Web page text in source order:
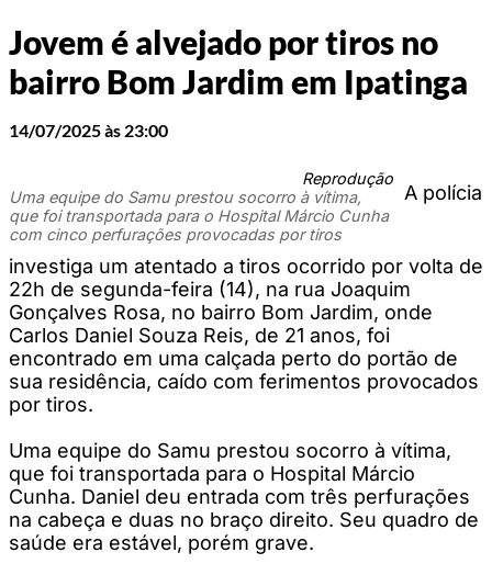
Jovem é alvejado por tiros no
bairro Bom Jardim em Ipatinga
14/07/2025 às 23:00
Reprodução
Uma equipe do Samu prestou socorro à vítima,
que foi transportada para o Hospital Márcio Cunha
com cinco perfurações provocadas por tiros
A polícia
investiga um atentado a tiros ocorrido por volta de
22h de segunda-feira (14), na rua Joaquim
Gonçalves Rosa, no bairro Bom Jardim, onde
Carlos Daniel Souza Reis, de 21 anos, foi
encontrado em uma calçada perto do portão de
sua residência, caído com ferimentos provocados
por tiros.
Uma equipe do Samu prestou socorro à vítima,
que foi transportada para o Hospital Márcio
Cunha. Daniel deu entrada com três perfurações
na cabeça e duas no braço direito. Seu quadro de
saúde era estável, porém grave.